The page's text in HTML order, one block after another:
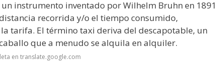
instrumento inventado por Wilhelm Bruhn en 1891
recorrida y/o el tiempo consumido,
tarifa. El término taxi deriva del descapotable, un
que a menudo se alquila en alquiler.
en translate.google.com